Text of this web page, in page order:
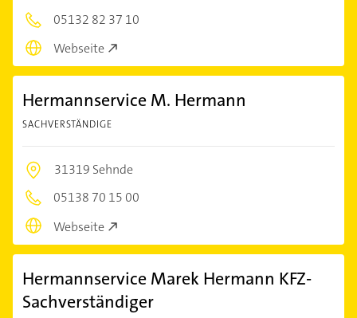
05132 82 37 10
Webseite
Hermannservice M. Hermann
SACHVERSTÄNDIGE
31319 Sehnde
05138 70 15 00
Webseite
Hermannservice Marek Hermann KFZ-
Sachverständiger